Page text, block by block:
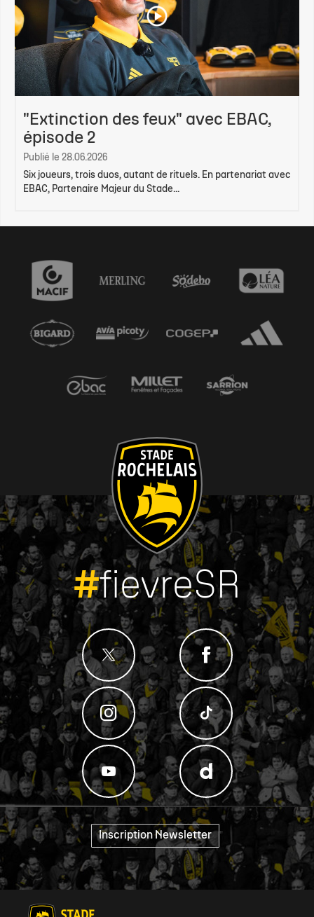
"Extinction des feux" avec EBAC,
épisode 2
Publié le 28.06.2026
Six joueurs, trois duos, autant de rituels. En partenariat avec
EBAC, Partenaire Majeur du Stade...
#fievreSR
Inscription Newsletter "